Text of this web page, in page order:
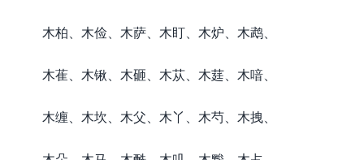
木柏、木俭、木萨、木盯、木炉、木鹉、
木萑、木锹、木砸、木苁、木莛、木喑、
木缠、木坎、木父、木丫、木芍、木拽、